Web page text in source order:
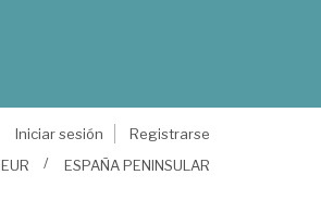
Iniciar sesión
Registrarse
EUR ESPAÑA PENINSULAR